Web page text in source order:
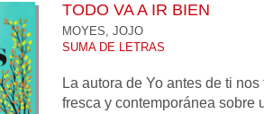
TODO VA A IR BIEN
MOYES, JOJO
SUMA DE LETRAS
La autora de Yo antes de ti
fresca y contemporánea sobre